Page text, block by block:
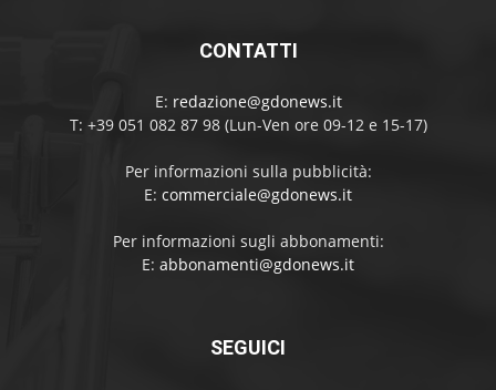
CONTATTI
E: redazione@gdonews.it
T: +39 051 082 87 98 (Lun-Ven ore 09-12 e 15-17)
Per informazioni sulla pubblicità:
E: commerciale@gdonews.it
Per informazioni sugli abbonamenti:
E: abbonamenti@gdonews.it
SEGUICI